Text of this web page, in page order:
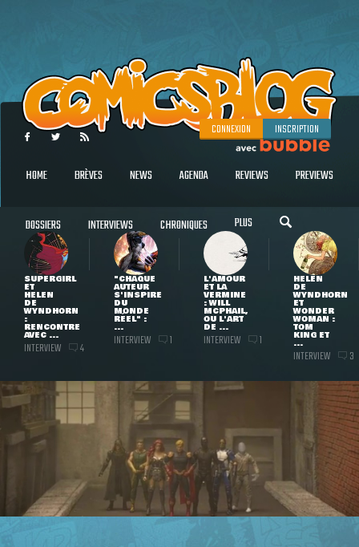
CONNEXION INSCRIPTION
HOME BRÈVES NEWS AGENDA REVIEWS PREVIEWS
DOSSIERS INTERVIEWS CHRONIQUES PLUS
SUPERGIRL
ET
HELEN
DE
WYNDHORN
:
RENCONTRE
AVEC ...
INTERVIEW 4
"CHAQUE
AUTEUR
S'INSPIRE
DU
MONDE
RÉEL" :
...
INTERVIEW 1
L'AMOUR
ET LA
VERMINE
: WILL
MCPHAIL,
OU L'ART
DE ...
INTERVIEW 1
HELEN
DE
WYNDHORN
ET
WONDER
WOMAN :
TOM
KING ET
...
INTERVIEW 3